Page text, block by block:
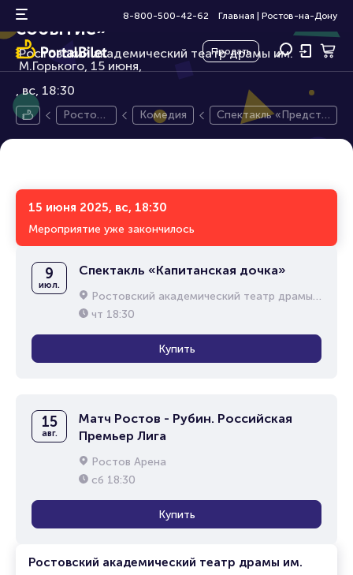
8-800-500-42-62 Главная Ростов-на-Дону
Продать
Спектакль «Предстоящее
событие»
Ростовский академический театр драмы им.
М.Горького, 15 июня,
16+
вс, 18:30
Ростов-
Комедия
Спектакль «Предсто
15 июня 2025, вс, 18:30
Мероприятие уже закончилось
Ростовский академический театр драмы им.
9
июл.
Спектакль «Капитанская дочка»
Ростовский академический театр драмы им. М.Горького
чт 18:30
Купить
15
авг.
Матч Ростов - Рубин. Российская
Премьер Лига
Ростов Арена
сб 18:30
Купить